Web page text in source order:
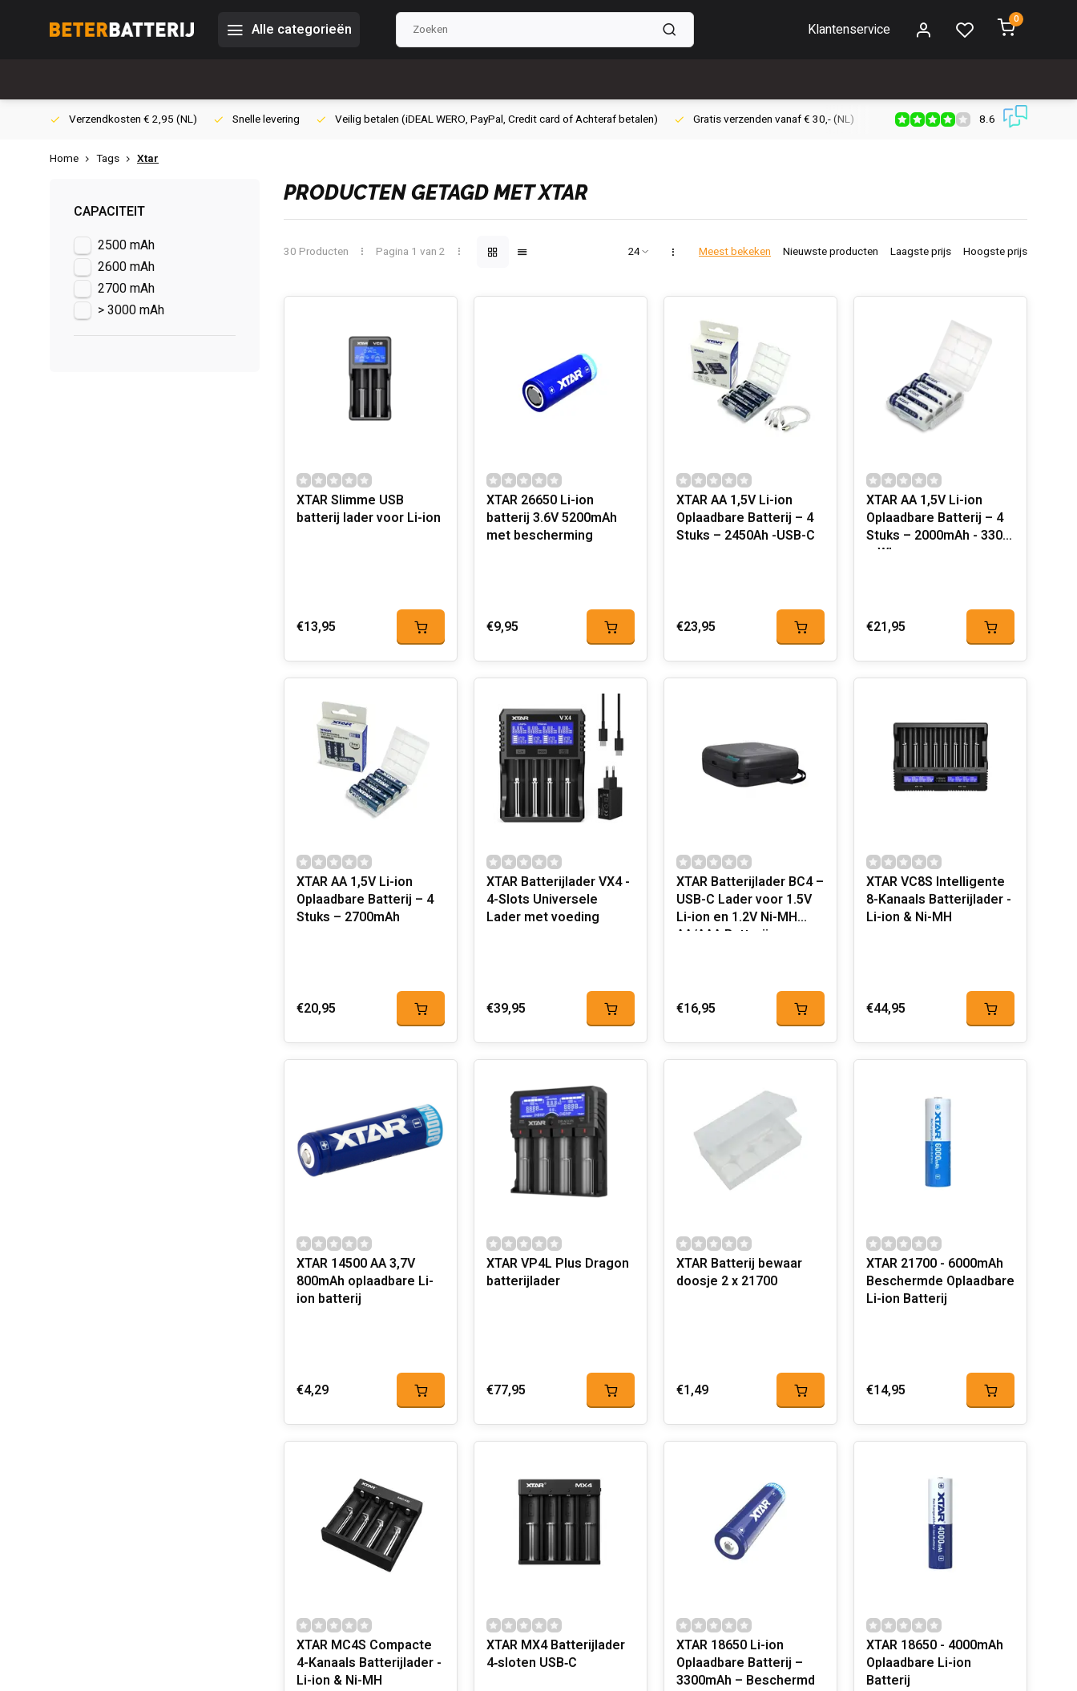
Alle categorieën Klantenservice
0
Verzendkosten € 2,95 (NL) Snelle levering Veilig betalen (iDEAL WERO, PayPal, Credit card of Achteraf betalen) Gratis verzenden vanaf € 30,- (NL) Verzendkosten € 2,95 (NL)
8.6
Home Tags Xtar
CAPACITEIT
2500 mAh
2600 mAh
2700 mAh
> 3000 mAh
PRODUCTEN GETAGD MET XTAR
30 Producten Pagina 1 van 2 Meest bekeken Nieuwste producten Laagste prijs Hoogste prijs
XTAR Slimme USB
batterij lader voor Li-ion
€13,95
XTAR 26650 Li-ion
batterij 3.6V 5200mAh
met bescherming
€9,95
XTAR AA 1,5V Li-ion
Oplaadbare Batterij – 4
Stuks – 2450Ah -USB-C
€23,95
XTAR AA 1,5V Li-ion
Oplaadbare Batterij – 4
Stuks – 2000mAh - 3300
mWh
€21,95
XTAR AA 1,5V Li-ion
Oplaadbare Batterij – 4
Stuks – 2700mAh
€20,95
XTAR Batterijlader VX4 -
4-Slots Universele
Lader met voeding
€39,95
XTAR Batterijlader BC4 –
USB-C Lader voor 1.5V
Li-ion en 1.2V Ni-MH
AA/AAA Batterijen
€16,95
XTAR VC8S Intelligente
8-Kanaals Batterijlader -
Li-ion & Ni-MH
€44,95
XTAR 14500 AA 3,7V
800mAh oplaadbare Li-
ion batterij
€4,29
XTAR VP4L Plus Dragon
batterijlader
€77,95
XTAR Batterij bewaar
doosje 2 x 21700
€1,49
XTAR 21700 - 6000mAh
Beschermde Oplaadbare
Li-ion Batterij
€14,95
XTAR MC4S Compacte
4-Kanaals Batterijlader -
Li-ion & Ni-MH
XTAR MX4 Batterijlader
4‑sloten USB‑C
XTAR 18650 Li-ion
Oplaadbare Batterij –
3300mAh – Beschermd
XTAR 18650 - 4000mAh
Oplaadbare Li-ion
Batterij